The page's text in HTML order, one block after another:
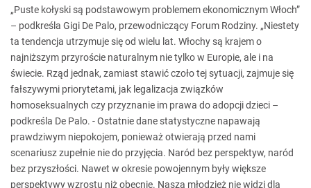
„Puste kołyski są podstawowym problemem ekonomicznym Włoch”
– podkreśla Gigi De Palo, przewodniczący Forum Rodziny. „Niestety
ta tendencja utrzymuje się od wielu lat. Włochy są krajem o
najniższym przyroście naturalnym nie tylko w Europie, ale i na
świecie. Rząd jednak, zamiast stawić czoło tej sytuacji, zajmuje się
fałszywymi priorytetami, jak legalizacja związków
homoseksualnych czy przyznanie im prawa do adopcji dzieci –
podkreśla De Palo. - Ostatnie dane statystyczne napawają
prawdziwym niepokojem, ponieważ otwierają przed nami
scenariusz zupełnie nie do przyjęcia. Naród bez perspektyw, naród
bez przyszłości. Nawet w okresie powojennym były większe
perspektywy wzrostu niż obecnie. Nasza młodzież nie widzi dla